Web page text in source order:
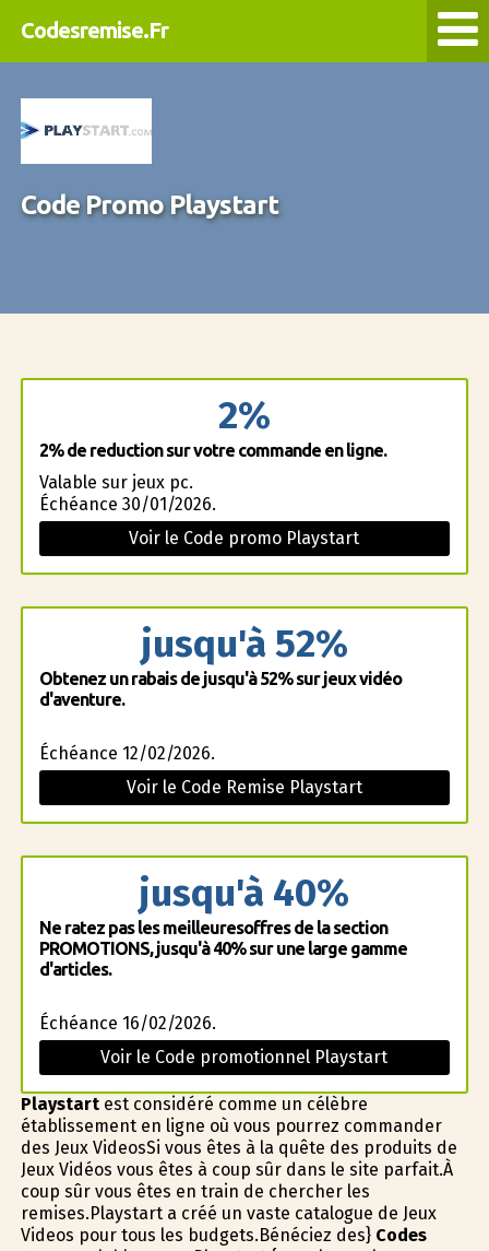
Codesremise.Fr
Code Promo Playstart
2%
2% de reduction sur votre commande en ligne.
Valable sur jeux pc.
Échéance 30/01/2026.
Voir le Code promo Playstart
jusqu'à 52%
Obtenez un rabais de jusqu'à 52% sur jeux vidéo
d'aventure.
Échéance 12/02/2026.
Voir le Code Remise Playstart
jusqu'à 40%
Ne ratez pas les meilleuresoffres de la section
PROMOTIONS, jusqu'à 40% sur une large gamme
d'articles.
Échéance 16/02/2026.
Voir le Code promotionnel Playstart
Playstartest considéré comme un célèbre
établissement en ligne où vous pourrez commander
des Jeux VideosSi vous êtes à la quête des produits de
Jeux Vidéos vous êtes à coup sûr dans le site parfait.À
coup sûr vous êtes en train de chercher les
remises.Playstart a créé un vaste catalogue de Jeux
Videos pour tous les budgets.Bénéficiez des} Codes